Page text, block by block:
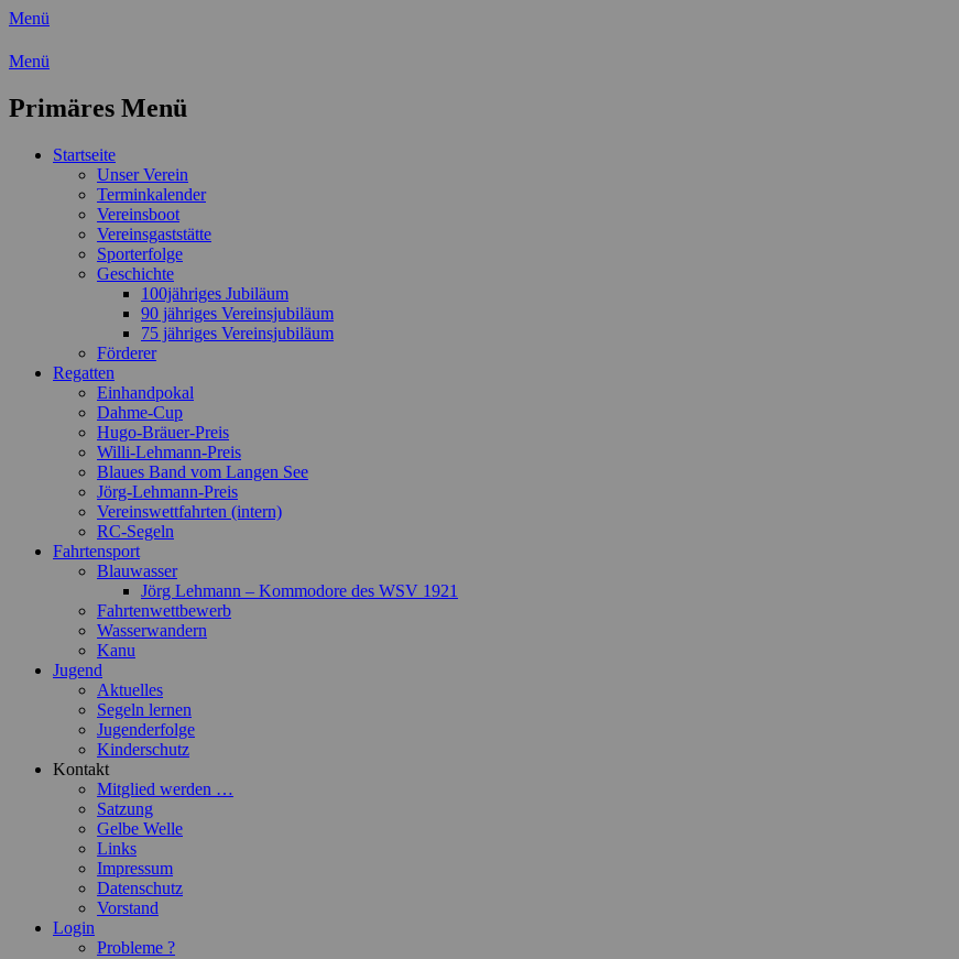
Menü
Wassersport-Verein 1921 e.V.
Menü
Primäres Menü
Zum
Startseite
Unser Verein
Terminkalender
Vereinsboot
Vereinsgaststätte
Sporterfolge
Geschichte
100jähriges Jubiläum
90 jähriges Vereinsjubiläum
75 jähriges Vereinsjubiläum
Förderer
Regatten
Einhandpokal
Dahme-Cup
Hugo-Bräuer-Preis
Willi-Lehmann-Preis
Blaues Band vom Langen See
Jörg-Lehmann-Preis
Vereinswettfahrten (intern)
RC-Segeln
Fahrtensport
Blauwasser
Jörg Lehmann – Kommodore des WSV 1921
Fahrtenwettbewerb
Wasserwandern
Kanu
Jugend
Aktuelles
Segeln lernen
Jugenderfolge
Kinderschutz
Kontakt
Mitglied werden …
Satzung
Gelbe Welle
Links
Impressum
Datenschutz
Vorstand
Login
Probleme ?